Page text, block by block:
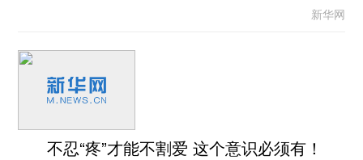
新华网
不忍“疼”才能不割爱 这个意识必须有！